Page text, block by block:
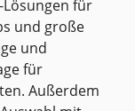
Lösungen für
und große
und
für
Außerdem